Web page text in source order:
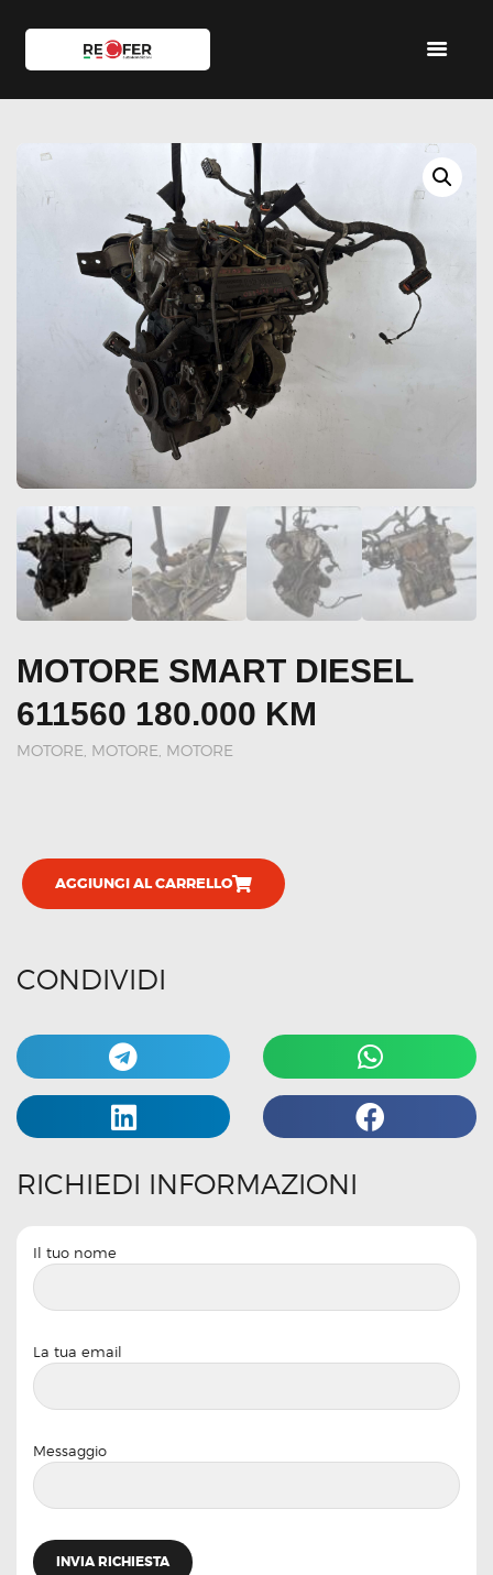
HOME
IL TEAM
CONTATTI
ACCOUNT
MOTORE SMART DIESEL
611560 180.000 KM
MOTORE MOTORE, MOTORE
AGGIUNGI AL CARRELLO
CONDIVIDI
RICHIEDI INFORMAZIONI
Il tuo nome
La tua email
Messaggio